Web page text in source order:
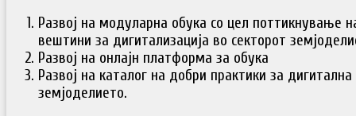
Развој на модуларна обука со цел поттикнување
вештини за дигитализација во секторот
Развој на онлајн платформа за обука
Развој на каталог на добри практики за
земјоделието.